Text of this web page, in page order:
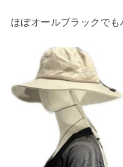
ほぼオールブラックで